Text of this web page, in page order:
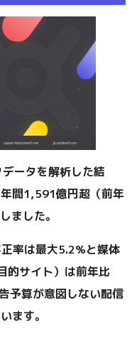
ータを解析した結
間1,591億円超（前年
ました。
率は最大5.2%と媒体
的サイト）は前年比
予算が意図しない配信
ます。